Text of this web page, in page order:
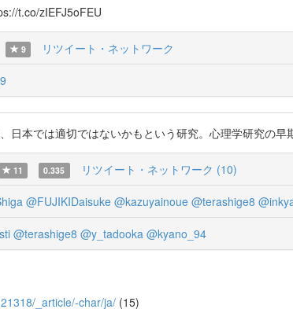
t.co/zIEFJ5oFEU
9 リツイート・ネットワーク
日本では適切ではないかもという研究。心理学研究の
11 0.335 リツイート・ネットワーク (10)
@FUJIKIDaisuke @kazuyainoue @terashige8
@terashige8 @y_tadooka @kyano_94
_article/-char/ja/ (15)